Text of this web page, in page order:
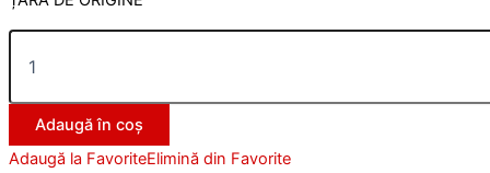
Adaugă în coș
Adaugă la FavoriteElimină din Favorite